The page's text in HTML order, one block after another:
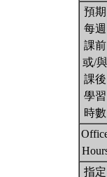
預期
每週
課前
或/與
課後
學習
時數
指定